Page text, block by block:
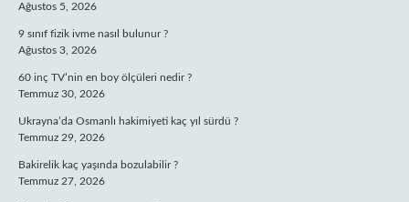
Ağustos 5, 2026
9 sınıf fizik ivme nasıl bulunur ?
Ağustos 3, 2026
60 inç TV’nin en boy ölçüleri nedir ?
Temmuz 30, 2026
Ukrayna’da Osmanlı hakimiyeti kaç yıl sürdü ?
Temmuz 29, 2026
Bakirelik kaç yaşında bozulabilir ?
Temmuz 27, 2026